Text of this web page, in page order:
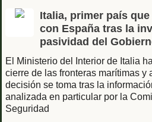
Italia, primer país
con España tras la
pasividad del
El Ministerio del Interior de Italia
cierre de las fronteras marítimas y
decisión se toma tras la
analizada en particular por la
Seguridad